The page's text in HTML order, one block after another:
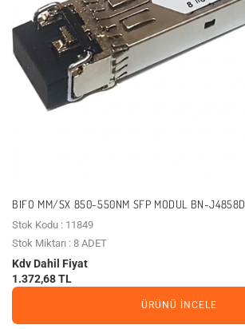
BIFO MM/SX 850-550NM SFP MODUL BN-J4858D
Stok Kodu : 11849
Stok Miktarı : 8 ADET
Kdv Dahil Fiyat
1.372,68 TL
ÜRÜNÜ İNCELE